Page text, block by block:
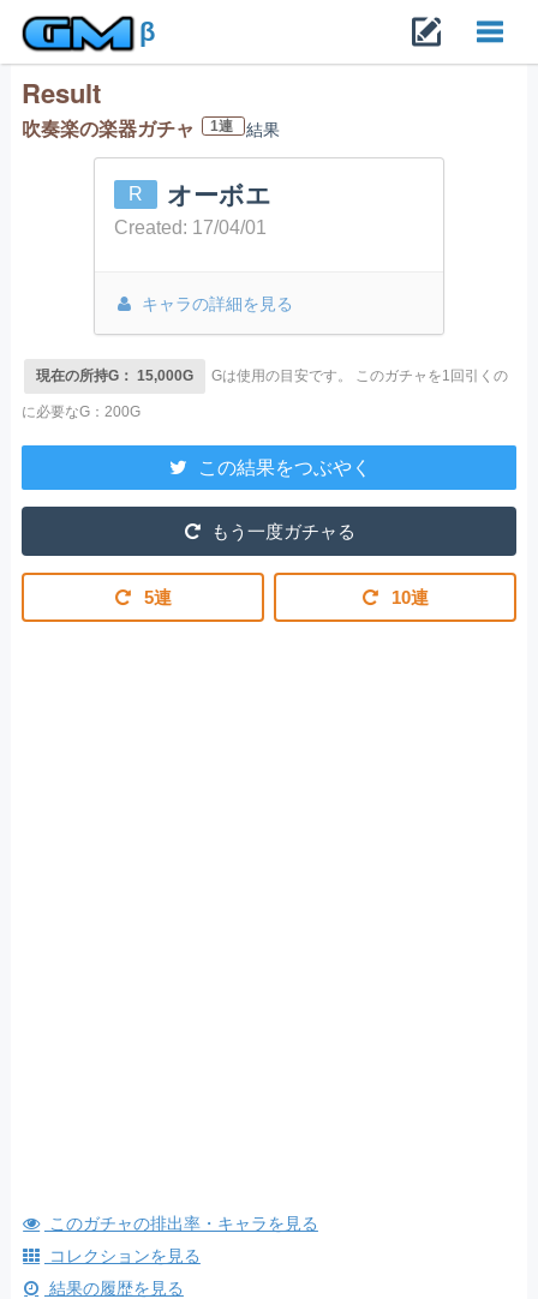
β
Result
吹奏楽の楽器ガチャ 1連 結果
R オーボエ
Created: 17/04/01
キャラの詳細を見る
現在の所持G： 15,000G Gは使用の目安です。 このガチャを1回引くの
に必要なG：200G
この結果をつぶやく
もう一度ガチャる
5連 10連
このガチャの排出率・キャラを見る
コレクションを見る
結果の履歴を見る